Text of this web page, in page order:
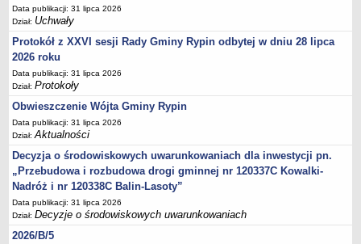
Jednostki pomocnicze - sołectwa
Plan pracy komisji rewizyjnej
Sesje Rady Gminy Rypin
PRAWO LOKALNE
Statut
Strategia rozwoju
Uchwały
Projekty uchwał
Protokoły
Imienne wykazy głosowań radnych
Postać dokumentów
Akty Prawne, Dzienniki Ustaw, Monitory Polskie
Data publikacji: 31 lipca 2026
Dział: Uchwały
Protokół z XXVI sesji Rady Gminy Rypin odbytej w dniu 28 lipca
2026 roku
Data publikacji: 31 lipca 2026
Dział:Protokoły
Obwieszczenie Wójta Gminy Rypin
Data publikacji: 31 lipca 2026
Dział:Aktualności
Decyzja o środowiskowych uwarunkowaniach dla inwestycji pn.
„Przebudowa i rozbudowa drogi gminnej nr 120337C Kowalki-
Nadróż i nr 120338C Balin-Lasoty”
Data publikacji: 31 lipca 2026
Dział:Decyzje o środowiskowych uwarunkowaniach
2026/B/5